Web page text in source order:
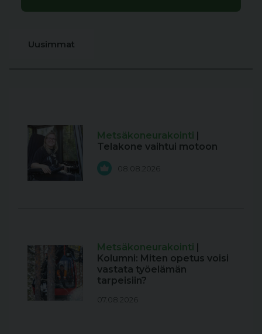
Uusimmat
Metsäkoneurakointi
Telakone vaihtui motoon
08.08.2026
Metsäkoneurakointi
Kolumni: Miten opetus voisi
vastata työelämän
tarpeisiin?
07.08.2026